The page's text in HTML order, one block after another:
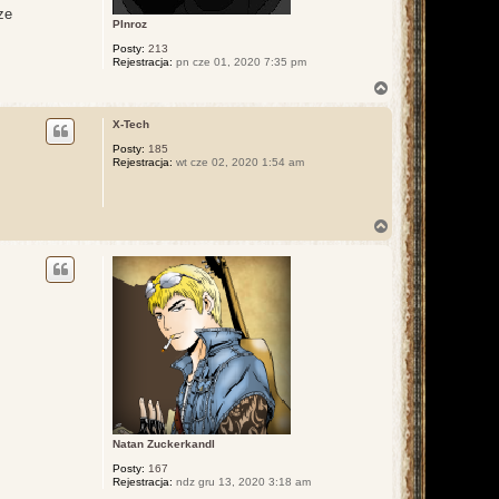
PInroz
Posty: 213
Rejestracja: pn cze 01, 2020 7:35 pm
X-Tech
Posty: 185
Rejestracja: wt cze 02, 2020 1:54 am
a
Natan Zuckerkandl
Posty: 167
Rejestracja: ndz gru 13, 2020 3:18 am